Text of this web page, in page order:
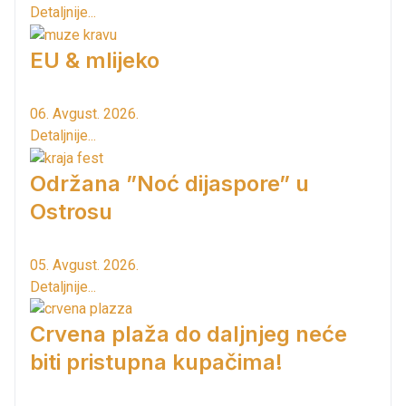
Detaljnije...
EU & mlijeko
06. Avgust. 2026.
Detaljnije...
Održana ”Noć dijaspore” u
Ostrosu
05. Avgust. 2026.
Detaljnije...
Crvena plaža do daljnjeg neće
biti pristupna kupačima!